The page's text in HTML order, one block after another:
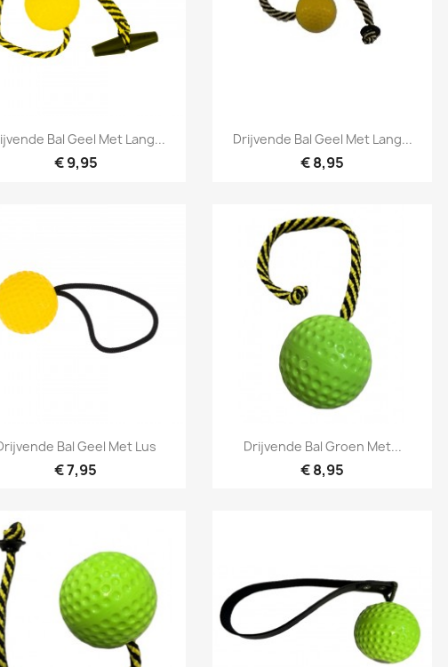
Snel bekijken
Bal Geel Met Lang...
€ 9,95
Snel bekijken
Drijvende Bal Geel Met Lang...
€ 8,95
Snel bekijken
Bal Geel Met Lus
€ 7,95
Snel bekijken
Drijvende Bal Groen Met...
€ 8,95